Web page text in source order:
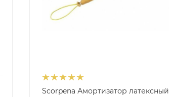
Scorpena Амортизатор латексный